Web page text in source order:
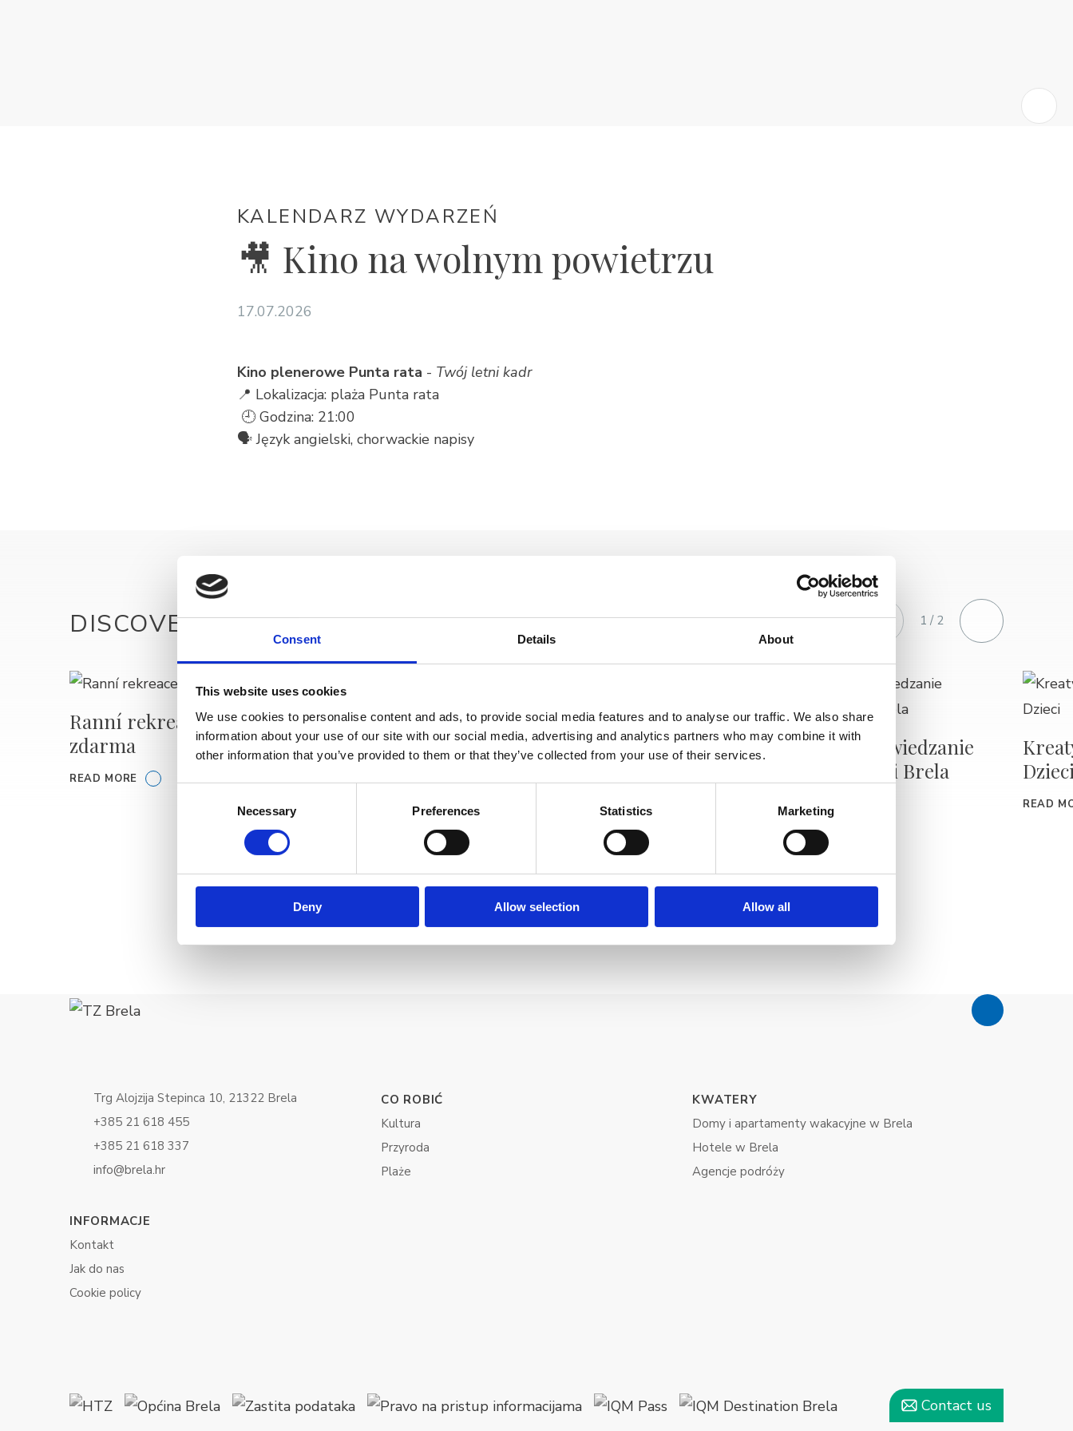
Consent Details About
This website uses cookies
We use cookies to personalise content and ads, to provide social media features and to analyse our traffic. We also share
information about your use of our site with our social media, advertising and analytics partners who may combine it with
other information that you’ve provided to them or that they’ve collected from your use of their services.
Necessary Preferences Statistics Marketing
Deny Allow selection Allow all
KALENDARZ WYDARZEŃ
🎥 Kino na wolnym powietrzu
17.07.2026
Kino plenerowe Punta rata - Twój letni kadr
📍 Lokalizacja: plaża Punta rata
🕘 Godzina: 21:00
🗣️ Język angielski, chorwackie napisy
DISCOVER MORE
Ranní rekreace -
zdarma
READ MORE
🎥 Kino na wolnym
powietrzu
Warsztat malarski dla
dorosłych
READ MORE
Bezpłatnie zwiedzanie
miejscowości Brela
READ MORE READ
1 / 2
Trg Alojzija Stepinca 10, 21322 Brela
+385 21 618 455
+385 21 618 337
info@brela.hr
CO ROBIĆ
Kultura
Przyroda
Plaże
KWATERY
Domy i apartamenty wakacyjne w Brela
Hotele w Brela
Agencje podróży
INFORMACJE
Kontakt
Jak do nas
Cookie policy
Contact us